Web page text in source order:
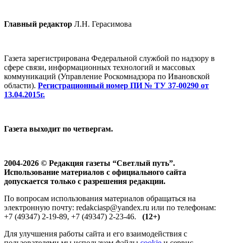
Главный редактор Л.Н. Герасимова
Газета зарегистрирована Федеральной службой по надзору в
сфере связи, информационных технологий и массовых
коммуникаций (Управление Роскомнадзора по Ивановской
области). Регистрационный номер ПИ № ТУ 37-00290 от
13.04.2015г.
Газета выходит по четвергам.
2004-2026 © Редакция газеты “Светлый путь”.
Использование материалов с официального сайта
допускается только с разрешения редакции.
По вопросам использования материалов обращаться на
электронную почту: redakciasp@yandex.ru или по телефонам:
+7 (49347) 2-19-89, +7 (49347) 2-23-46. (12+)
Для улучшения работы сайта и его взаимодействия с